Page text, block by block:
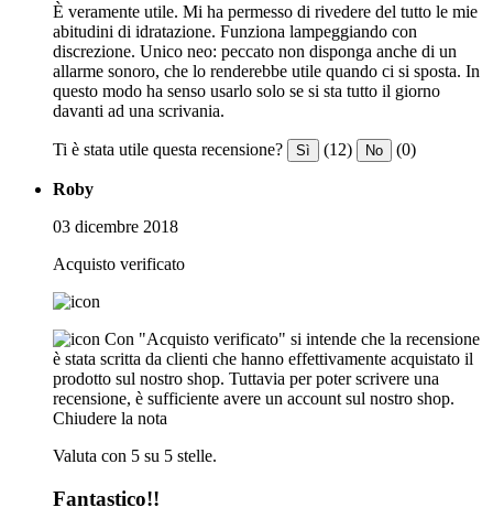
È veramente utile. Mi ha permesso di rivedere del tutto le mie
abitudini di idratazione. Funziona lampeggiando con
discrezione. Unico neo: peccato non disponga anche di un
allarme sonoro, che lo renderebbe utile quando ci si sposta. In
questo modo ha senso usarlo solo se si sta tutto il giorno
davanti ad una scrivania.
Ti è stata utile questa recensione? Sì (12) No (0)
Roby
03 dicembre 2018
Acquisto verificato
Con "Acquisto verificato" si intende che la recensione
è stata scritta da clienti che hanno effettivamente acquistato il
prodotto sul nostro shop. Tuttavia per poter scrivere una
recensione, è sufficiente avere un account sul nostro shop.
Chiudere la nota
Valuta con 5 su 5 stelle.
Fantastico!!